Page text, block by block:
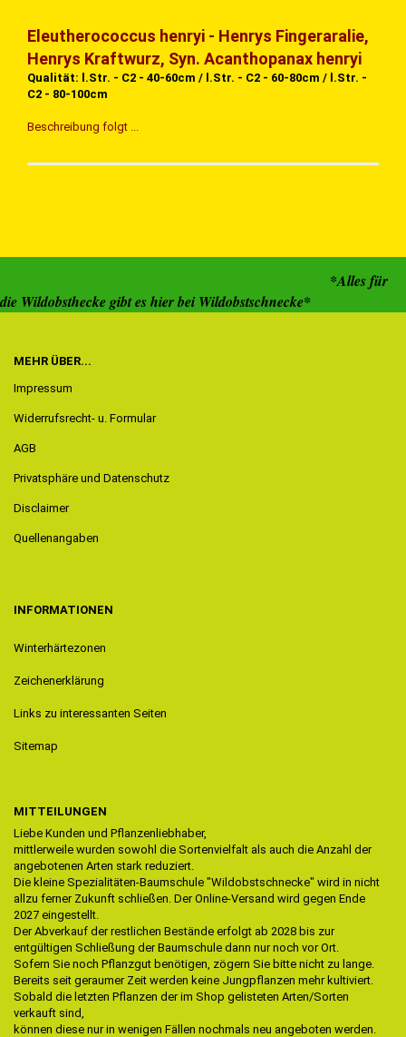
Eleutherococcus henryi - Henrys Fingeraralie,
Henrys Kraftwurz, Syn. Acanthopanax henryi
Qualität: l.Str. - C2 - 40-60cm / l.Str. - C2 - 60-80cm / l.Str. -
C2 - 80-100cm
Beschreibung folgt ...
*Alles für
die Wildobsthecke gibt es hier bei Wildobstschnecke*
MEHR ÜBER...
Impressum
Widerrufsrecht- u. Formular
AGB
Privatsphäre und Datenschutz
Disclaimer
Quellenangaben
INFORMATIONEN
Winterhärtezonen
Zeichenerklärung
Links zu interessanten Seiten
Sitemap
MITTEILUNGEN
Liebe Kunden und Pflanzenliebhaber,
mittlerweile wurden sowohl die Sortenvielfalt als auch die Anzahl der
angebotenen Arten stark reduziert.
Die kleine Spezialitäten-Baumschule "Wildobstschnecke" wird in nicht
allzu ferner Zukunft schließen. Der Online-Versand wird gegen Ende
2027 eingestellt.
Der Abverkauf der restlichen Bestände erfolgt ab 2028 bis zur
entgültigen Schließung der Baumschule dann nur noch vor Ort.
Sofern Sie noch Pflanzgut benötigen, zögern Sie bitte nicht zu lange.
Bereits seit geraumer Zeit werden keine Jungpflanzen mehr kultiviert.
Sobald die letzten Pflanzen der im Shop gelisteten Arten/Sorten
verkauft sind,
können diese nur in wenigen Fällen nochmals neu angeboten werden.